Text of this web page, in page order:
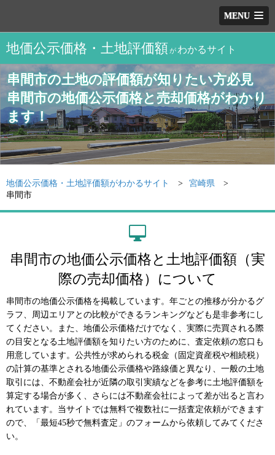
MENU
地価公示価格・土地評価額が わかるサイト
串間市の土地の評価額が知りたい方必見
串間市の地価公示価格と売却価格がわかり
ます！
地価公示価格・土地評価額がわかるサイト
宮崎県
串間市
串間市の地価公示価格と土地評価額（実
際の売却価格）について
串間市の地価公示価格を掲載しています。年ごとの推移が分かるグ
ラフ、周辺エリアとの比較ができるランキングなども是非参考にし
てください。また、地価公示価格だけでなく、実際に売買される際
の目安となる土地評価額を知りたい方のために、査定依頼の窓口も
用意しています。公共性が求められる税金（固定資産税や相続税）
の計算の基準とされる地価公示価格や路線価と異なり、一般の土地
取引には、不動産会社が近隣の取引実績などを参考に土地評価額を
算定する場合が多く、さらには不動産会社によって差が出ると言わ
れています。当サイトでは無料で複数社に一括査定依頼ができます
ので、「最短45秒で無料査定」のフォームから依頼してみてくださ
い。